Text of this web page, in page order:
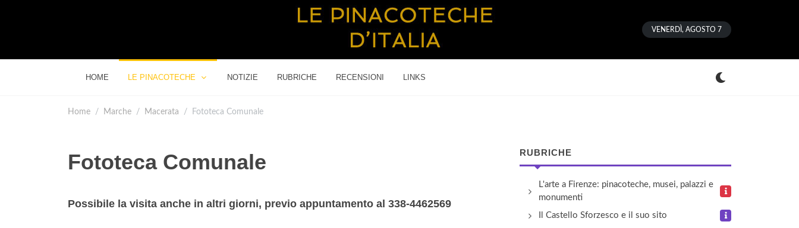
VENERDÌ, AGOSTO 7
HOME LE PINACOTECHE NOTIZIE RUBRICHE RECENSIONI LINKS
Home Marche Macerata Fototeca Comunale
Fototeca Comunale
Possibile la visita anche in altri giorni, previo appuntamento al 338-4462569
RUBRICHE
L'arte a Firenze: pinacoteche, musei, palazzi e
monumenti
Il Castello Sforzesco e il suo sito